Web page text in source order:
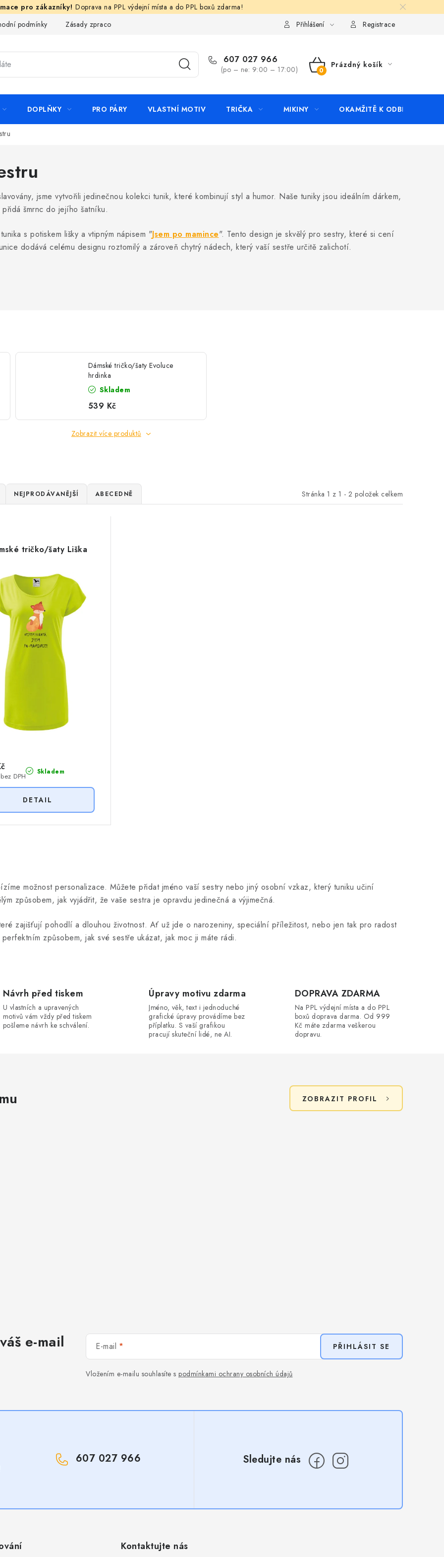
Doprava na PPL výdejní místa a do PPL boxů zdarma!
podmínky Zásady zpracování ochrany osobních údajů KontaktyPřihlášení Registrace
607 027 966
(po – ne: 9:00 – 17:00)
NÁKUPNÍ
Prázdný košík
DOPLŇKY PRO PÁRY VLASTNÍ MOTIV TRIČKA MIKINY OKAMŽITĚ K ODBĚRU
jsme vytvořili jedinečnou kolekci tunik, které kombinují styl a humor. Naše tuniky jsou ideálním dárkem,
šmrnc do jejího šatníku.
s potiskem lišky a vtipným nápisem "Jsem po mamince". Tento design je skvělý pro sestry, které si cení
dodává celému designu roztomilý a zároveň chytrý nádech, který vaší sestře určitě zalichotí.
Dámské tričko/šaty Evoluce
hrdinka
Skladem
539 Kč
Zobrazit více produktů
Stránka 1 z 1 - 2 položek celkem
NEJPRODÁVANĚJŠÍ ABECEDNĚ
tričko/šaty Liška
Skladem
DPH
možnost personalizace. Můžete přidat jméno vaší sestry nebo jiný osobní vzkaz, který tuniku učiní
způsobem, jak vyjádřit, že vaše sestra je opravdu jedinečná a výjimečná.
zajišťují pohodlí a dlouhou životnost. Ať už jde o narozeniny, speciální příležitost, nebo jen tak pro radost
způsobem, jak své sestře ukázat, jak moc ji máte rádi.
Návrh před tiskem
U vlastních a upravených
motivů vám vždy před tiskem
pošleme návrh ke schválení.
Úpravy motivu zdarma
Jméno, věk, text i jednoduché
grafické úpravy provádíme bez
příplatku. S vaší grafikou
pracují skuteční lidé, ne AI.
DOPRAVA ZDARMA
Na PPL výdejní místa a do PPL
boxů doprava darma. Od 999
Kč máte zdarma veškerou
dopravu.
ZOBRAZIT PROFIL
e-mail E-mail
Vložením e-mailu souhlasíte s podmínkami ochrany osobních údajů
PŘIHLÁSIT SE
607 027 966
Kontaktujte nás